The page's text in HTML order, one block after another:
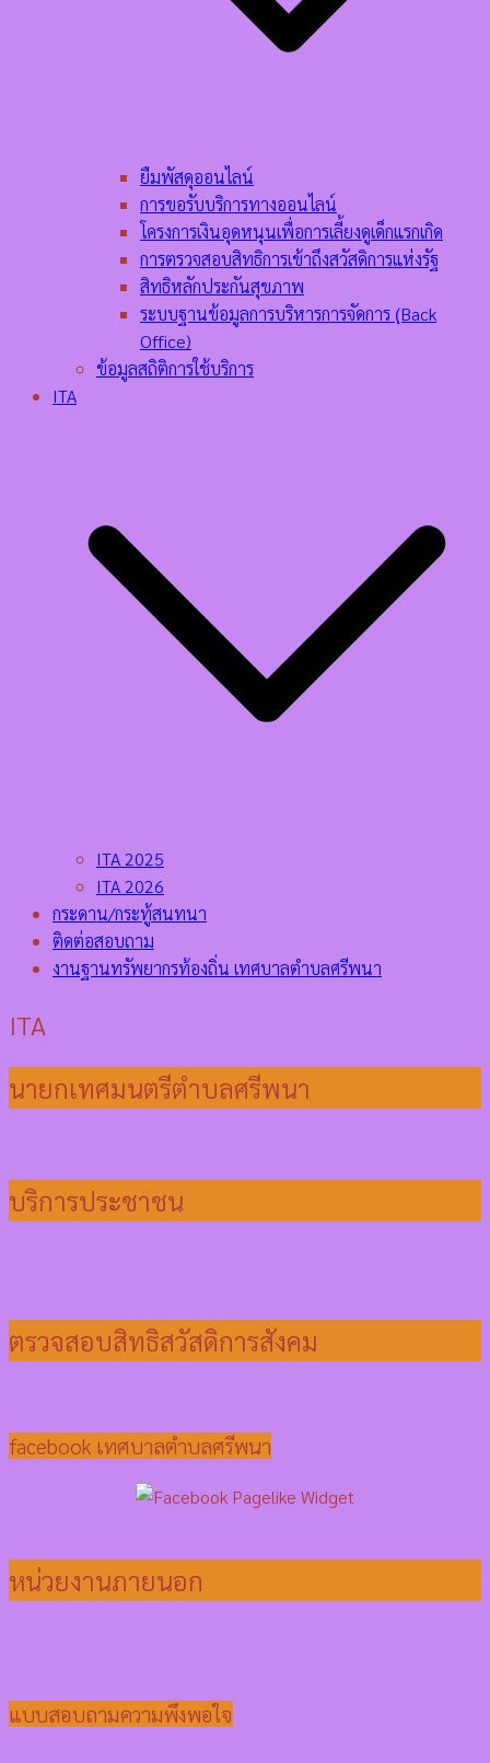
ยืมพัสดุออนไลน์
การขอรับบริการทางออนไลน์
โครงการเงินอุดหนุนเพื่อการเลี้ยงดูเด็กแรกเกิด
การตรวจสอบสิทธิการเข้าถึงสวัสดิการแห่งรัฐ
สิทธิหลักประกันสุขภาพ
ระบบฐานข้อมูลการบริหารการจัดการ (ฺBack
Office)
ข้อมูลสถิติการใช้บริการ
ITA
ITA 2025
ITA 2026
กระดาน/กระทู้สนทนา
ติดต่อสอบถาม
งานฐานทรัพยากรท้องถิ่น เทศบาลตำบลศรีพนา
ITA
นายกเทศมนตรีตำบลศรีพนา
บริการประชาชน
ตรวจสอบสิทธิสวัสดิการสังคม
facebook เทศบาลตำบลศรีพนา
หน่วยงานภายนอก
แบบสอบถามความพึงพอใจ